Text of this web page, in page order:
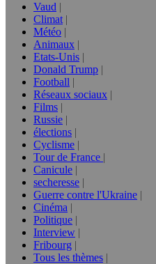
Vaud
Climat
Météo
Animaux
Etats-Unis
Donald Trump
Football
Réseaux sociaux
Films
Russie
élections
Cyclisme
Tour de France
Canicule
secheresse
Guerre contre l'Ukraine
Cinéma
Politique
Interview
Fribourg
Tous les thèmes